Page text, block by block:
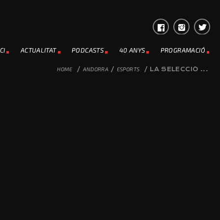
ACTUALITAT PODCASTS 40 ANYS PROGRAMACIÓ
HOME / ANDORRA / ESPORTS / LA SELECCIÓ ...